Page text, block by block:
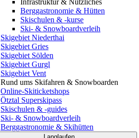
Infrastruktur & Nützliches
Berggastronomie & Hütten
Skischulen & -kurse
Ski- & Snowboardverleih
Skigebiet Niederthai
Skigebiet Gries
Skigebiet Sölden
Skigebiet Gurgl
Skigebiet Vent
Rund ums Skifahren & Snowboarden
Online-Skiticketshops
Ötztal Superskipass
Skischulen & -guides
Ski- & Snowboardverleih
Berggastronomie & Skihütten